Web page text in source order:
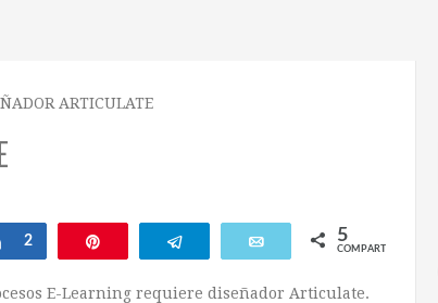
ARTICULATE
Compartir
2 Telegram Email 5
COMPARTIR
E-Learning requiere diseñador Articulate.